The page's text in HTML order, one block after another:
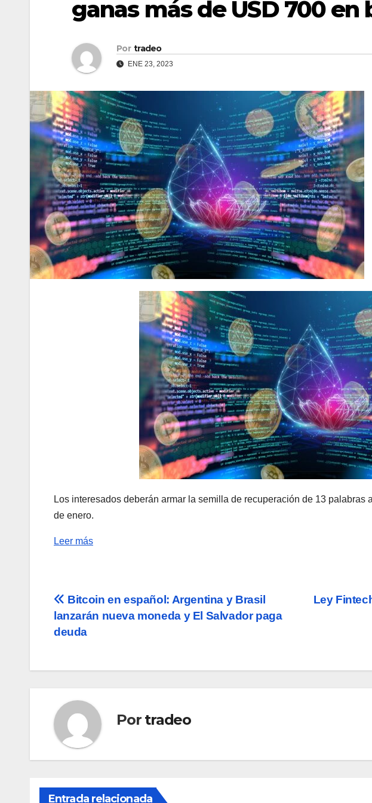
ganas más de USD 700 en
Por tradeo
ENE 23, 2023
Los interesados deberán armar la semilla de recuperación de 13
de enero.
Leer más
Navegación
de
Ley
Bitcoin en español: Argentina y Brasil
lanzarán nueva moneda y El Salvador paga
deuda
Por tradeo
Entrada relacionada